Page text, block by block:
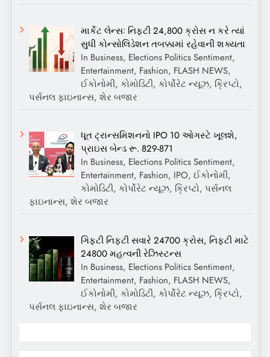
માર્કેટ લેન્સઃ નિફ્ટી 24,800 ક્રોસ ન કરે ત્યાં
સુધી કોન્સોલિડેશન તબક્કામાં રહેવાની શક્યતા
In Business, Elections Politics Sentiment,
Entertainment, Fashion, FLASH NEWS,
ઈકોનોમી, કોમોડિટી, કોર્પોરેટ ન્યૂઝ, ક્રિપ્ટો,
પર્સનલ ફાઇનાન્સ, શેર બજાર
ધૂત ટ્રાન્સમિશનનો IPO 10 ઓગસ્ટે ખૂલશે,
પ્રાઇસ બેન્ડ રૂ. 829-871
In Business, Elections Politics Sentiment,
Entertainment, Fashion, IPO, ઈકોનોમી,
કોમોડિટી, કોર્પોરેટ ન્યૂઝ, ક્રિપ્ટો, પર્સનલ
ફાઇનાન્સ, શેર બજાર
ગિફ્ટી નિફ્ટી સવારે 24700 ક્રોસ, નિફ્ટી માટે
24800 મહત્વની રેઝિસ્ટન્સ
In Business, Elections Politics Sentiment,
Entertainment, Fashion, FLASH NEWS,
ઈકોનોમી, કોમોડિટી, કોર્પોરેટ ન્યૂઝ, ક્રિપ્ટો,
પર્સનલ ફાઇનાન્સ, શેર બજાર